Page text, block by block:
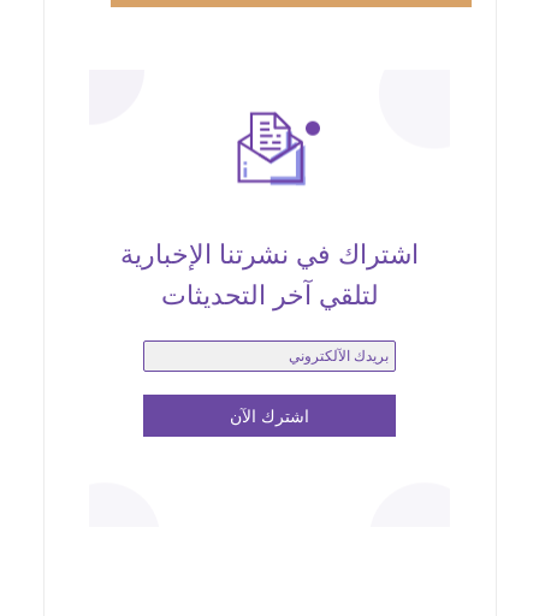
اشتراك في نشرتنا الإخبارية
لتلقي آخر التحديثات